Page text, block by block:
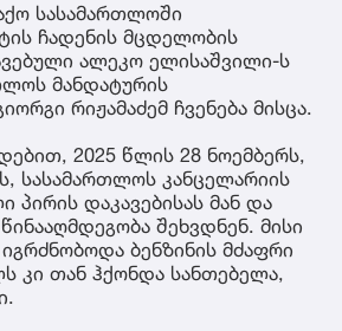
სასამართლოში
ჩადენის მცდელობის
ალეკო ელისაშვილი-ს
მანდატურის
რიჟამაძემ ჩვენება მისცა.
2025 წლის 28 ნოემბერს,
სასამართლოს კანცელარიის
პირის დაკავებისას მან და
შეხვდნენ. მისი
ბენზინის მძაფრი
კი თან ჰქონდა სანთებელა,